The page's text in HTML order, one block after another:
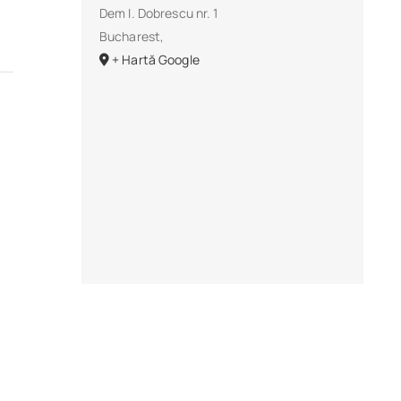
Dem I. Dobrescu nr. 1
Bucharest,
+ Hartă Google